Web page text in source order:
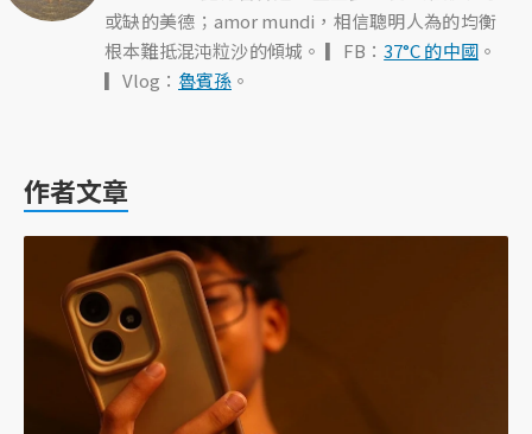
或缺的美德；amor mundi，相信聰明人為的均衡
根本難抵混沌粒沙的傾城。 ▎FB：37°C 的中國 。
▎Vlog： 魯賓孫 。
作者文章